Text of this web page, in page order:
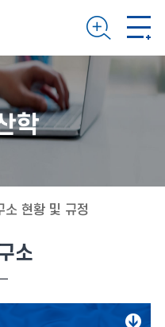
학
소 현황 및 규정
소